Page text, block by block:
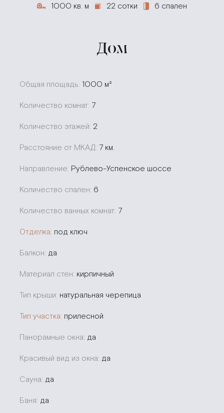
1000 кв. м 22 сотки 6 спален
Дом
Общая площадь: 1000 м²
Количество комнат: 7
Количество этажей: 2
Расстояние от МКАД: 7 км.
Направление: Рублево-Успенское шоссе
Количество спален: 6
Количество ванных комнат: 7
Отделка: под ключ
Балкон: да
Материал стен: кирпичный
Тип крыши: натуральная черепица
Тип участка: прилесной
Панорамные окна: да
Красивый вид из окна: да
Сауна: да
Баня: да